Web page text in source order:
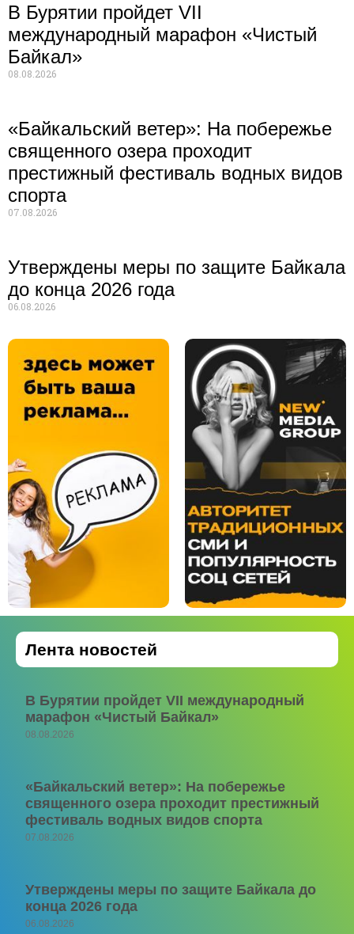
В Бурятии пройдет VII
международный марафон «Чистый
Байкал»
08.08.2026
«Байкальский ветер»: На побережье
священного озера проходит
престижный фестиваль водных видов
спорта
07.08.2026
Утверждены меры по защите Байкала
до конца 2026 года
06.08.2026
Лента новостей
В Бурятии пройдет VII международный
марафон «Чистый Байкал»
08.08.2026
«Байкальский ветер»: На побережье
священного озера проходит престижный
фестиваль водных видов спорта
07.08.2026
Утверждены меры по защите Байкала до
конца 2026 года
06.08.2026